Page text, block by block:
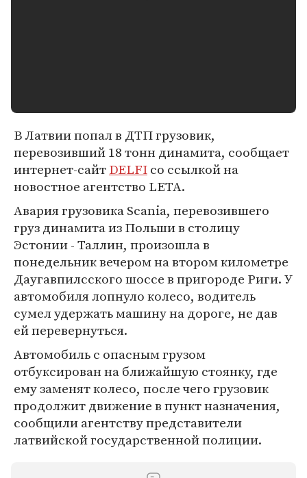
В Латвии попал в ДТП грузовик,
перевозивший 18 тонн динамита, сообщает
интернет-сайтDELFIсо ссылкой на
новостное агентство LETA.
Авария грузовика Scania, перевозившего
груз динамита из Польши в столицу
Эстонии - Таллин, произошла в
понедельник вечером на втором километре
Даугавпилсского шоссе в пригороде Риги. У
автомобиля лопнуло колесо, водитель
сумел удержать машину на дороге, не дав
ей перевернуться.
Автомобиль с опасным грузом
отбуксирован на ближайшую стоянку, где
ему заменят колесо, после чего грузовик
продолжит движение в пункт назначения,
сообщили агентству представители
латвийской государственной полиции.